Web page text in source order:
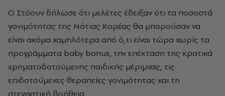
Ο Στόουν δήλωσε ότι μελέτες έδειξαν ότι τα ποσοστά
γονιμότητας της Νότιας Κορέας θα μπορούσαν να
είναι ακόμα χαμηλότερα από ό,τι είναι τώρα χωρίς τα
προγράμματα baby bonus, την επέκταση της κρατικά
χρηματοδοτούμενης παιδικής μέριμνας, τις
επιδοτούμενες θεραπείες γονιμότητας και τη
στεγαστική βοήθεια.